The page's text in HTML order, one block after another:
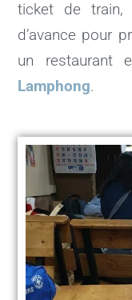
ticket de train,
d’avance pour
un
Lamphong.